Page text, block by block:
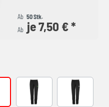
Ab 50 Stk.
Ab je 7,50 € *
fluo orangeschwarz/fluo grünschwarz/